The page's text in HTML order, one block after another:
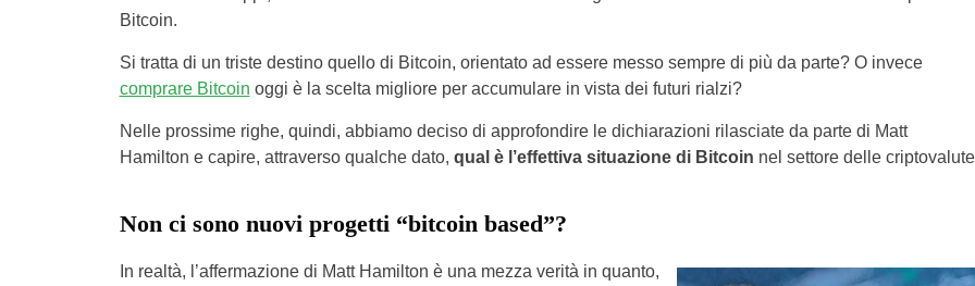
Bitcoin.
Si tratta di un triste destino quello di Bitcoin, orientato ad essere messo sempre di più da parte? O invece
comprare Bitcoin oggi è la scelta migliore per accumulare in vista dei futuri rialzi?
Nelle prossime righe, quindi, abbiamo deciso di approfondire le dichiarazioni rilasciate da parte di Matt
Hamilton e capire, attraverso qualche dato, qual è l’effettiva situazione di Bitcoin nel settore delle
Non ci sono nuovi progetti “bitcoin based”?
In realtà, l’affermazione di Matt Hamilton è una mezza verità in quanto,